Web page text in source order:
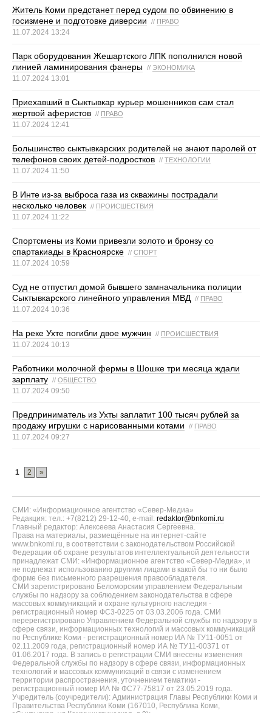
Житель Коми предстанет перед судом по обвинению в
госизмене и подготовке диверсии
// ПРАВО
11.07.2024 13:24
Парк оборудования Жешартского ЛПК пополнился новой
линией ламинирования фанеры // ЭКОНОМИКА
11.07.2024 13:01
Приехавший в Сыктывкар курьер мошенников сам стал
жертвой аферистов // ПРАВО
11.07.2024 12:41
Большинство сыктывкарских родителей не знают паролей от
телефонов своих детей-подростков // ТЕХНОЛОГИИ
11.07.2024 11:50
В Инте из-за выброса газа из скважины пострадали
несколько человек // ПРОИСШЕСТВИЯ
11.07.2024 11:22
Спортсмены из Коми привезли золото и бронзу со
спартакиады в Красноярске // СПОРТ
11.07.2024 10:59
Суд не отпустил домой бывшего замначальника полиции
Сыктывкарского линейного управления МВД // ПРАВО
11.07.2024 10:36
На реке Ухте погибли двое мужчин // ПРОИСШЕСТВИЯ
11.07.2024 10:13
Работники молочной фермы в Шошке три месяца ждали
зарплату // ОБЩЕСТВО
11.07.2024 09:50
Предприниматель из Ухты заплатит 100 тысяч рублей за
продажу игрушки с нарисованными котами
// ПРАВО
11.07.2024 09:27
1 2 »
СМИ: «Информационное агентство «Север-Медиа»
Редакция: тел.: +7(8212) 29-12-40, e-mail: redaktor@bnkomi.ru
Главный редактор: Алексеева Анастасия Сергеевна.
Права на материалы, размещённые на интернет-сайте
www.bnkomi.ru, в соответствии с законодательством Российской
Федерации об охране результатов интеллектуальной деятельности
принадлежат СМИ: «Информационное агентство «Север-Медиа», и
не подлежат использованию другими лицами в какой бы то ни было
форме без письменного разрешения правообладателя.
СМИ зарегистрировано Беломорским управлением Федеральным
службы по надзору за соблюдением законодательства в сфере
массовых коммуникаций и охране культурного наследия -
регистрационный номер ФС3-0225 от 03.03.2006 года. СМИ
перерегистрировано Управлением Федеральной службы по надзору в
сфере связи, информационных технологий и массовых коммуникаций
по Республике Коми - регистрационный номер ИА № ТУ11-0051 от
02.11.2009 года, регистрационный номер ИА № ТУ11-00371 от
01.06.2017 года. В запись о регистрации СМИ внесены изменения
Федеральной службы по надзору в сфере связи, информационных
технологий и массовых коммуникаций в связи с изменением
территории распространения, уточнением тематики -
регистрационный номер ИА № ФС77-75817 от 23.05.2019 года.
Учредитель (соучредители): Администрация Главы Республики Коми и
Правительства Республики Коми (167010, Республика Коми,